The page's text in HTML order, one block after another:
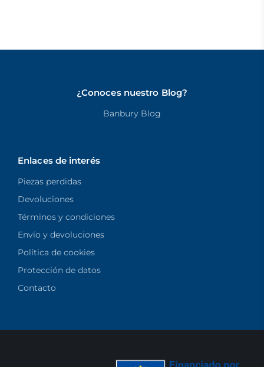
¿Conoces nuestro Blog?
Banbury Blog
Enlaces de interés
Piezas perdidas
Devoluciones
Términos y condiciones
Envío y devoluciones
Política de cookies
Protección de datos
Contacto